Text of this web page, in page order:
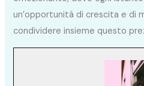
un’opportunità di crescita e di
condividere insieme questo